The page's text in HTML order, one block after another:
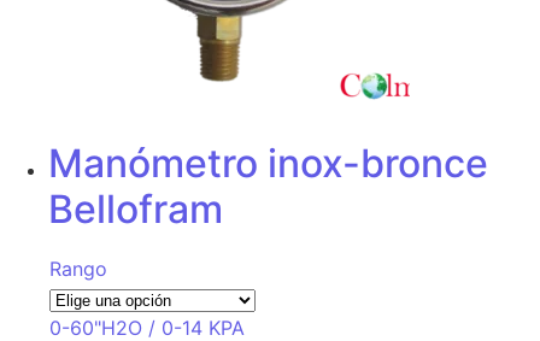
Manómetro inox-bronce
Bellofram
Rango
0-60"H2O / 0-14 KPA